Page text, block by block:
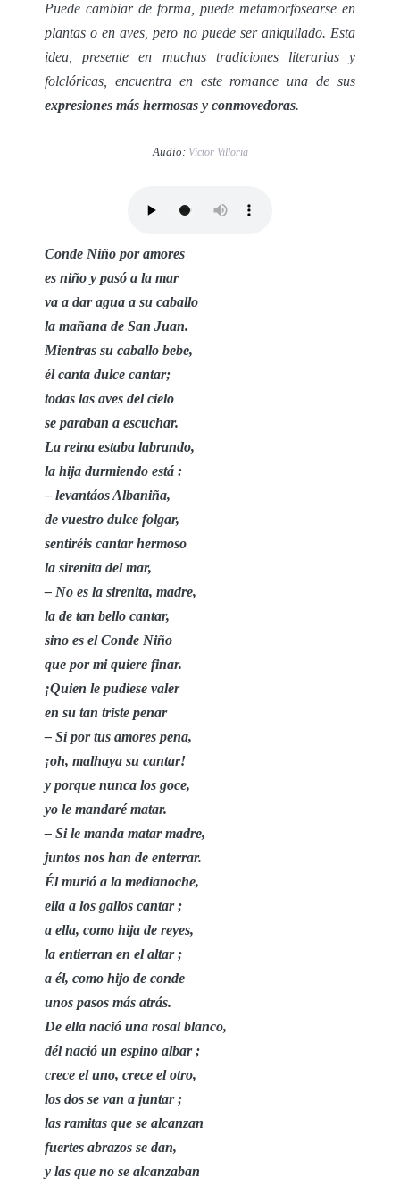
Puede cambiar de forma, puede metamorfosearse en
plantas o en aves, pero no puede ser aniquilado. Esta
idea, presente en muchas tradiciones literarias y
folclóricas, encuentra en este romance una de sus
expresiones más hermosas y conmovedoras.
Audio: Víctor Villoria
Conde Niño por amores
es niño y pasó a la mar
va a dar agua a su caballo
la mañana de San Juan.
Mientras su caballo bebe,
él canta dulce cantar;
todas las aves del cielo
se paraban a escuchar.
La reina estaba labrando,
la hija durmiendo está :
– levantáos Albaniña,
de vuestro dulce folgar,
sentiréis cantar hermoso
la sirenita del mar,
– No es la sirenita, madre,
la de tan bello cantar,
sino es el Conde Niño
que por mi quiere finar.
¡Quien le pudiese valer
en su tan triste penar
– Si por tus amores pena,
¡oh, malhaya su cantar!
y porque nunca los goce,
yo le mandaré matar.
– Si le manda matar madre,
juntos nos han de enterrar.
Él murió a la medianoche,
ella a los gallos cantar ;
a ella, como hija de reyes,
la entierran en el altar ;
a él, como hijo de conde
unos pasos más atrás.
De ella nació una rosal blanco,
dél nació un espino albar ;
crece el uno, crece el otro,
los dos se van a juntar ;
las ramitas que se alcanzan
fuertes abrazos se dan,
y las que no se alcanzaban